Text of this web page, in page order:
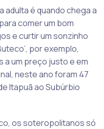
adulta é quando chega a
comer um bom
e curtir um sonzinho
por exemplo,
um preço justo e em
neste ano foram 47
Itapuã ao Subúrbio
os soteropolitanos só